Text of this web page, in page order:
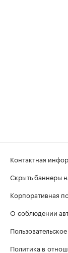
Контактная
Скрыть баннеры
Корпоративная
О соблюдении
Политика в